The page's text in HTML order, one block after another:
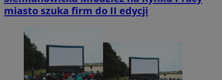
miasto szuka firm do II edycji